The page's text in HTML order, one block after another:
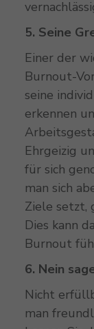
5. Seine
Einer der
Burnout-
seine
erkennen
Ehrgeizig
für sich
man sich
Ziele setzt,
Dies kann
Burnout
6. Nein
Nicht
man